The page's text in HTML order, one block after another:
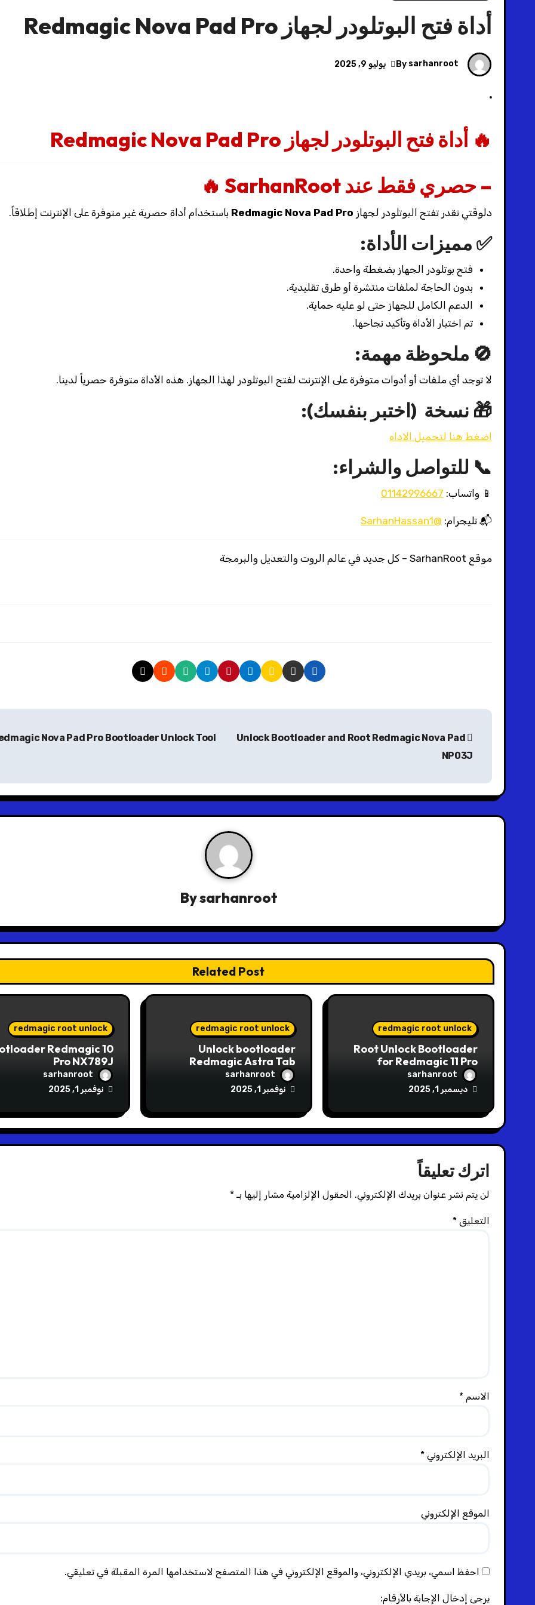
أداة فتح البوتلودر لجهاز Redmagic Nova Pad Pro
sarhanroot يوليو 9, 2025
🔥 أداة فتح البوتلودر لجهاز Redmagic Nova Pad Pro
– حصري فقط عند SarhanRoot 🔥
دلوقتي تقدر تفتح البوتلودر لجهاز Redmagic Nova Pad Pro باستخدام أداة حصرية غير متوفرة على الإنترنت إطلاقاً.
✅ مميزات الأداة:
فتح بوتلودر الجهاز بضغطة واحدة.
بدون الحاجة لملفات منتشرة أو طرق تقليدية.
الدعم الكامل للجهاز حتى لو عليه حماية.
تم اختبار الأداة وتأكيد نجاحها.
🚫 ملحوظة مهمة:
لا توجد أي ملفات أو أدوات متوفرة على الإنترنت لفتح البوتلودر لهذا الجهاز. هذه الأداة متوفرة حصرياً لدينا.
🎁 نسخة (اختبر بنفسك):
اضغط هنا لتحميل الاداه
📞 للتواصل والشراء:
📱 واتساب: 01142996667
📬 تليجرام: @SarhanHassan1
موقع SarhanRoot – كل جديد في عالم الروت والتعديل والبرمجة
Unlock Bootloader and Root Redmagic Nova Pad
NP03J
Nova Pad Pro Bootloader Unlock Tool
Bysarhanroot
Related Post
redmagic root unlock
Root Unlock Bootloader
for Redmagic 11 Pro
NX809J
sarhanroot
ديسمبر 1, 2025
redmagic root unlock
Unlock bootloader
Redmagic Astra Tab
NP05
sarhanroot
نوفمبر 1, 2025
redmagic root unlock
Redmagic 10
Pro NX789J
sarhanroot
نوفمبر 1, 2025
اترك تعليقاً
لن يتم نشر عنوان بريدك الإلكتروني. الحقول الإلزامية مشار إليها بـ *
التعليق *
الاسم *
البريد الإلكتروني *
الموقع الإلكتروني
احفظ اسمي، بريدي الإلكتروني، والموقع الإلكتروني في هذا المتصفح لاستخدامها المرة المقبلة في تعليقي.
يرجى إدخال الإجابة بالأرقام: